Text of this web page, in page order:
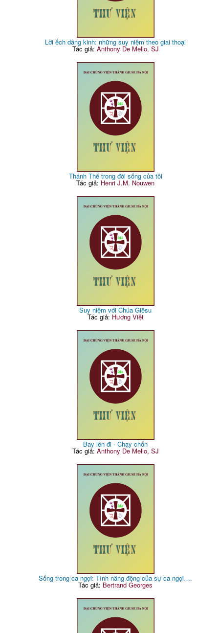
Lời ếch dâng kinh: những suy niệm theo giai thoại
Tác giả: Anthony De Mello, SJ
Thánh Thể trong đời sống của tôi
Tác giả: Henri J.M. Nouwen
Suy niệm với Chúa Giêsu
Tác giả: Hương Việt
Bay lên đi - Chạy chốn
Tác giả: Anthony De Mello, SJ
Sống trong ca ngợi: Tính năng động của sự ca ngợi….
Tác giả: Bertrand Georges